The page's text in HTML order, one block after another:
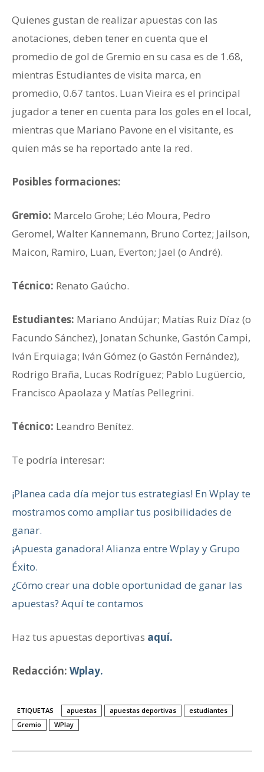
Quienes gustan de realizar apuestas con las
anotaciones, deben tener en cuenta que el
promedio de gol de Gremio en su casa es de 1.68,
mientras Estudiantes de visita marca, en
promedio, 0.67 tantos. Luan Vieira es el principal
jugador a tener en cuenta para los goles en el local,
mientras que Mariano Pavone en el visitante, es
quien más se ha reportado ante la red.
Posibles formaciones:
Gremio: Marcelo Grohe; Léo Moura, Pedro
Geromel, Walter Kannemann, Bruno Cortez; Jailson,
Maicon, Ramiro, Luan, Everton; Jael (o André).
Técnico: Renato Gaúcho.
Estudiantes: Mariano Andújar; Matías Ruiz Díaz (o
Facundo Sánchez), Jonatan Schunke, Gastón Campi,
Iván Erquiaga; Iván Gómez (o Gastón Fernández),
Rodrigo Braña, Lucas Rodríguez; Pablo Lugüercio,
Francisco Apaolaza y Matías Pellegrini.
Técnico: Leandro Benítez.
Te podría interesar:
¡Planea cada día mejor tus estrategias! En Wplay te
mostramos como ampliar tus posibilidades de
ganar.
¡Apuesta ganadora! Alianza entre Wplay y Grupo
Éxito.
¿Cómo crear una doble oportunidad de ganar las
apuestas? Aquí te contamos
Haz tus apuestas deportivas aquí.
Redacción: Wplay.
ETIQUETAS apuestas apuestas deportivas
estudiantes
Gremio
WPlay